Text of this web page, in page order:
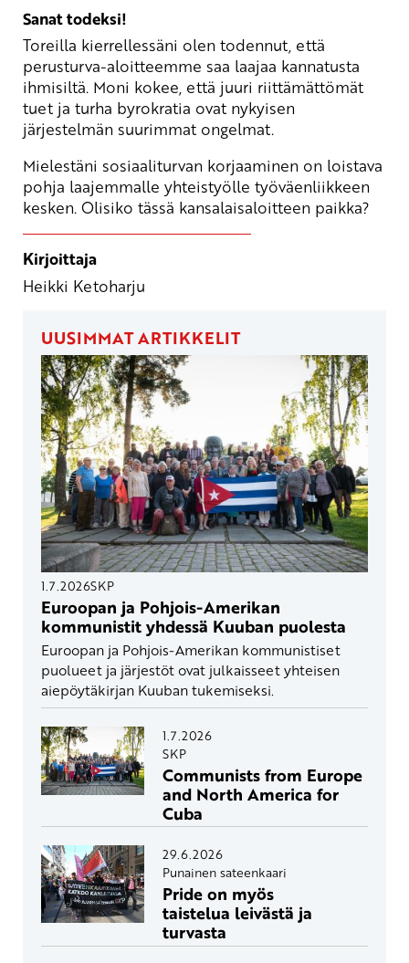
Sanat todeksi!
Toreilla kierrellessäni olen todennut, että
perusturva-aloitteemme saa laajaa kannatusta
ihmisiltä. Moni kokee, että juuri riittämättömät
tuet ja turha byrokratia ovat nykyisen
järjestelmän suurimmat ongelmat.
Mielestäni sosiaaliturvan korjaaminen on loistava
pohja laajemmalle yhteistyölle työväenliikkeen
kesken. Olisiko tässä kansalaisaloitteen paikka?
Kirjoittaja
Heikki Ketoharju
UUSIMMAT ARTIKKELIT
1.7.2026SKP
Euroopan ja Pohjois-Amerikan
kommunistit yhdessä Kuuban puolesta
Euroopan ja Pohjois-Amerikan kommunistiset
puolueet ja järjestöt ovat julkaisseet yhteisen
aiepöytäkirjan Kuuban tukemiseksi.
1.7.2026
SKP
Communists from Europe
and North America for
Cuba
29.6.2026
Punainen sateenkaari
Pride on myös
taistelua leivästä ja
turvasta